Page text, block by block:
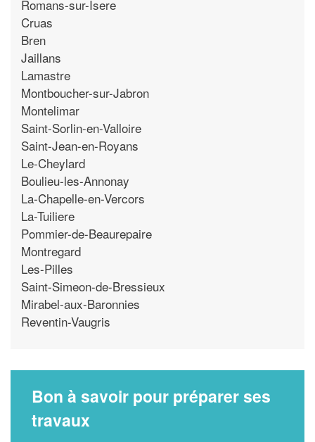
Romans-sur-Isere
Cruas
Bren
Jaillans
Lamastre
Montboucher-sur-Jabron
Montelimar
Saint-Sorlin-en-Valloire
Saint-Jean-en-Royans
Le-Cheylard
Boulieu-les-Annonay
La-Chapelle-en-Vercors
La-Tuiliere
Pommier-de-Beaurepaire
Montregard
Les-Pilles
Saint-Simeon-de-Bressieux
Mirabel-aux-Baronnies
Reventin-Vaugris
Bon à savoir pour préparer ses
travaux